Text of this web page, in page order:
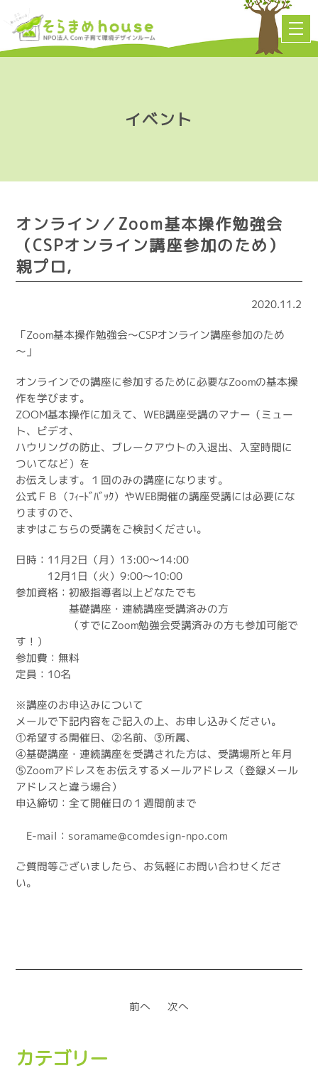
イベント
オンライン／Zoom基本操作勉強会
（CSPオンライン講座参加のため）
親プロ,
2020.11.2
「Zoom基本操作勉強会～CSPオンライン講座参加のため
～」
オンラインでの講座に参加するために必要なZoomの基本操
作を学びます。
ZOOM基本操作に加えて、WEB講座受講のマナー（ミュー
ト、ビデオ、
ハウリングの防止、ブレークアウトの入退出、入室時間に
ついてなど）を
お伝えします。１回のみの講座になります。
公式ＦＢ（ﾌｨｰﾄﾞﾊﾞｯｸ）やWEB開催の講座受講には必要にな
りますので、
まずはこちらの受講をご検討ください。
日時：11月2日（月）13:00～14:00
12月1日（火）9:00～10:00
参加資格：初級指導者以上どなたでも
基礎講座・連続講座受講済みの方
（すでにZoom勉強会受講済みの方も参加可能で
す！）
参加費：無料
定員：10名
※講座のお申込みについて
メールで下記内容をご記入の上、お申し込みください。
①希望する開催日、②名前、③所属、
④基礎講座・連続講座を受講された方は、受講場所と年月
⑤Zoomアドレスをお伝えするメールアドレス（登録メール
アドレスと違う場合）
申込締切：全て開催日の１週間前まで
E-mail：soramame@comdesign-npo.com
ご質問等ございましたら、お気軽にお問い合わせくださ
い。
前へ 次へ
カテゴリー